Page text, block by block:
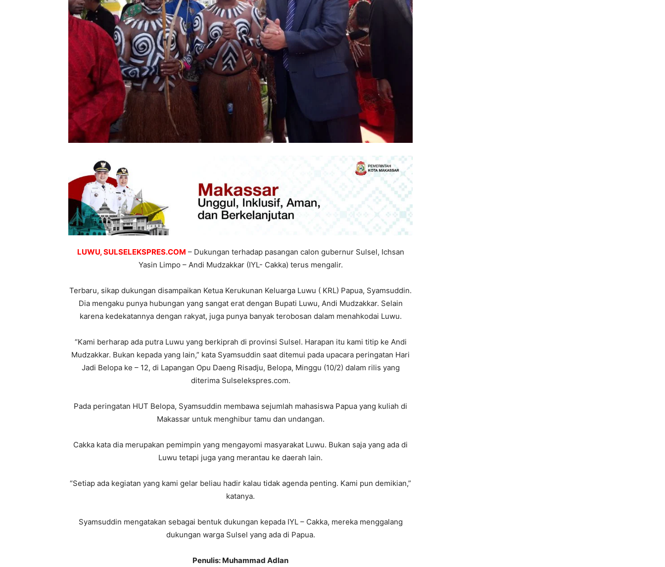
LUWU, SULSELEKSPRES.COM – Dukungan terhadap pasangan calon gubernur Sulsel, Ichsan
Yasin Limpo – Andi Mudzakkar (IYL- Cakka) terus mengalir.
Terbaru, sikap dukungan disampaikan Ketua Kerukunan Keluarga Luwu ( KRL) Papua, Syamsuddin.
Dia mengaku punya hubungan yang sangat erat dengan Bupati Luwu, Andi Mudzakkar. Selain
karena kedekatannya dengan rakyat, juga punya banyak terobosan dalam menahkodai Luwu.
“Kami berharap ada putra Luwu yang berkiprah di provinsi Sulsel. Harapan itu kami titip ke Andi
Mudzakkar. Bukan kepada yang lain,” kata Syamsuddin saat ditemui pada upacara peringatan Hari
Jadi Belopa ke – 12, di Lapangan Opu Daeng Risadju, Belopa, Minggu (10/2) dalam rilis yang
diterima Sulselekspres.com.
Pada peringatan HUT Belopa, Syamsuddin membawa sejumlah mahasiswa Papua yang kuliah di
Makassar untuk menghibur tamu dan undangan.
Cakka kata dia merupakan pemimpin yang mengayomi masyarakat Luwu. Bukan saja yang ada di
Luwu tetapi juga yang merantau ke daerah lain.
“Setiap ada kegiatan yang kami gelar beliau hadir kalau tidak agenda penting. Kami pun demikian,”
katanya.
Syamsuddin mengatakan sebagai bentuk dukungan kepada IYL – Cakka, mereka menggalang
dukungan warga Sulsel yang ada di Papua.
Penulis: Muhammad Adlan